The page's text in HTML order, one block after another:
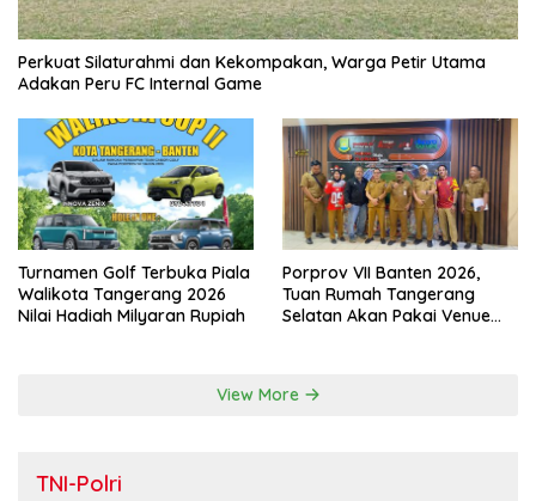
Perkuat Silaturahmi dan Kekompakan, Warga Petir Utama
Adakan Peru FC Internal Game
Turnamen Golf Terbuka Piala
Walikota Tangerang 2026
Nilai Hadiah Milyaran Rupiah
Porprov VII Banten 2026,
Tuan Rumah Tangerang
Selatan Akan Pakai Venue
View More
TNI-Polri